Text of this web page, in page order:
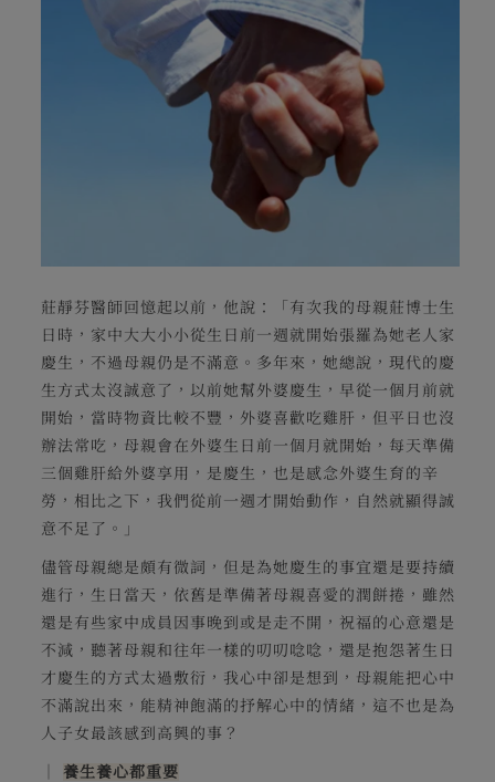
莊靜芬醫師回憶起以前，他說：「有次我的母親莊博士生
日時，家中大大小小從生日前一週就開始張羅為她老人家
慶生，不過母親仍是不滿意。多年來，她總說，現代的慶
生方式太沒誠意了，以前她幫外婆慶生，早從一個月前就
開始，當時物資比較不豐，外婆喜歡吃雞肝，但平日也沒
辦法常吃，母親會在外婆生日前一個月就開始，每天準備
三個雞肝給外婆享用，是慶生，也是感念外婆生育的辛
勞，相比之下，我們從前一週才開始動作，自然就顯得誠
意不足了。」
儘管母親總是頗有微詞，但是為她慶生的事宜還是要持續
進行，生日當天，依舊是準備著母親喜愛的潤餅捲，雖然
還是有些家中成員因事晚到或是走不開，祝福的心意還是
不減，聽著母親和往年一樣的叨叨唸唸，還是抱怨著生日
才慶生的方式太過敷衍，我心中卻是想到，母親能把心中
不滿說出來，能精神飽滿的抒解心中的情緒，這不也是為
人子女最該感到高興的事？
養生養心都重要